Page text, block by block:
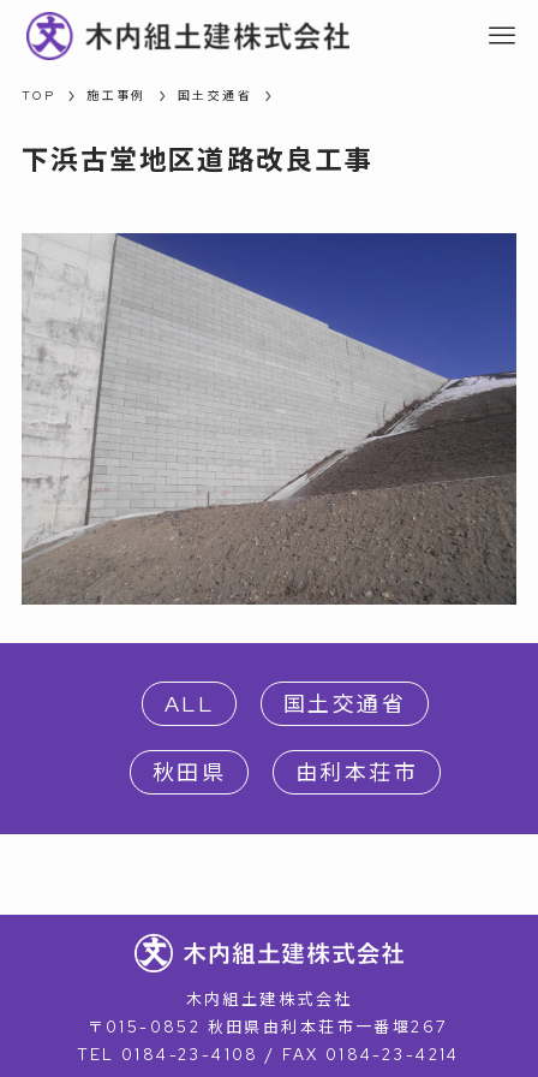
TOP 施工事例 国土交通省
下浜古堂地区道路改良工事
ALL 国土交通省
秋田県 由利本荘市
木内組土建株式会社
〒015-0852 秋田県由利本荘市一番堰267
TEL 0184-23-4108 / FAX 0184-23-4214